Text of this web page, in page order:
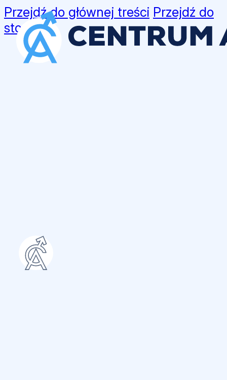
Przejdź do głównej treści Przejdź do
stopki